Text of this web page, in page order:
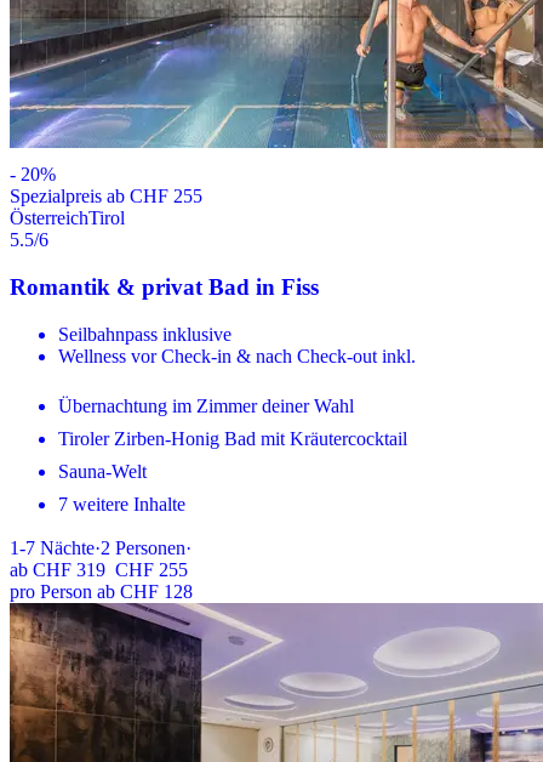
- 20%
Spezialpreis ab CHF 255
ÖsterreichTirol
5.5/6
Romantik & privat Bad in Fiss
Seilbahnpass inklusive
Wellness vor Check-in & nach Check-out inkl.
Übernachtung im Zimmer deiner Wahl
Tiroler Zirben-Honig Bad mit Kräutercocktail
Sauna-Welt
7 weitere Inhalte
1-7 Nächte·2 Personen·
ab CHF 319 CHF 255
pro Person ab CHF 128